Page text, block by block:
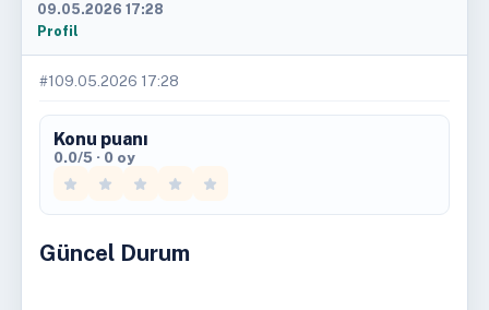
09.05.2026 17:28
Profil
#1 09.05.2026 17:28
Konu puanı
0.0/5 · 0 oy
Güncel Durum